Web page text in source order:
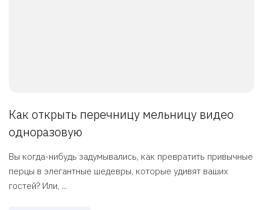
Как открыть перечницу мельницу видео
одноразовую
Вы когда-нибудь задумывались, как превратить привычные
перцы в элегантные шедевры, которые удивят ваших
гостей? Или, ...